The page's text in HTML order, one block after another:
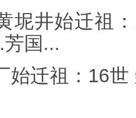
坭井始迁祖
国...
始迁祖：16